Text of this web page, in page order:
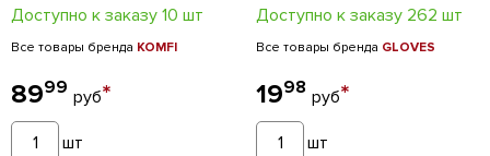
Доступно к заказу 10 шт
Все товары бренда KOMFI
8999 руб*
шт
Доступно к заказу 262 шт
Все товары бренда GLOVES
1998 руб*
шт